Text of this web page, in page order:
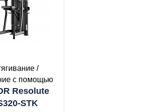
/
с помощью
Resolute
STK